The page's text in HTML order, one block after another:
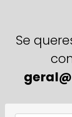
Se